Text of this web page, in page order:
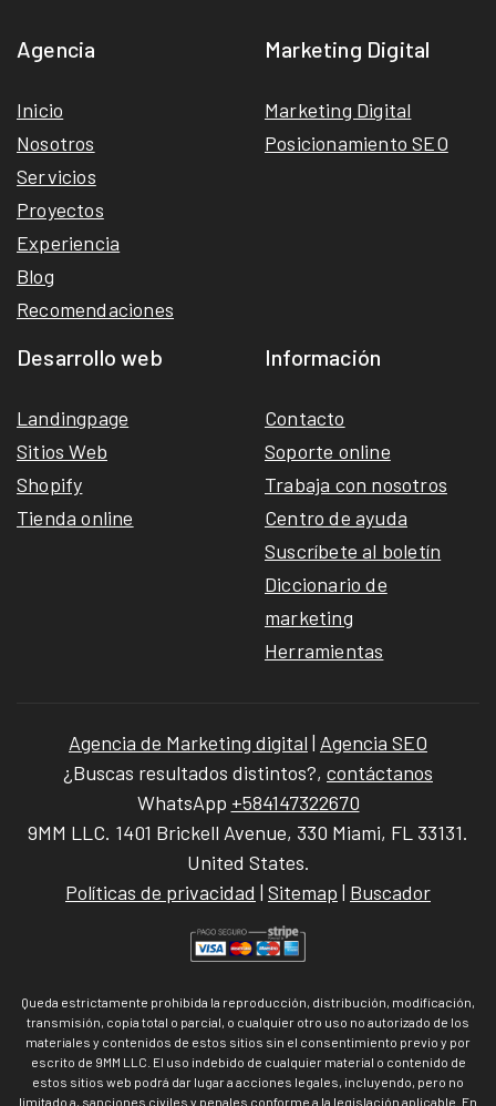
Agencia
Inicio
Nosotros
Servicios
Proyectos
Experiencia
Blog
Recomendaciones
Marketing Digital
Marketing Digital
Posicionamiento SEO
Desarrollo web
Landingpage
Sitios Web
Shopify
Tienda online
Información
Contacto
Soporte online
Trabaja con nosotros
Centro de ayuda
Suscríbete al boletín
Diccionario de
marketing
Herramientas
Agencia de Marketing digital | Agencia SEO
¿Buscas resultados distintos?, contáctanos
WhatsApp +584147322670
9MM LLC. 1401 Brickell Avenue, 330 Miami, FL 33131.
United States.
Políticas de privacidad | Sitemap | Buscador
Queda estrictamente prohibida la reproducción, distribución, modificación,
transmisión, copia total o parcial, o cualquier otro uso no autorizado de los
materiales y contenidos de estos sitios sin el consentimiento previo y por
escrito de 9MM LLC. El uso indebido de cualquier material o contenido de
estos sitios web podrá dar lugar a acciones legales, incluyendo, pero no
limitado a, sanciones civiles y penales conforme a la legislación aplicable. En